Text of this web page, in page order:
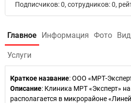
Подписчиков: 0, сотрудников: 0,
Главное Информация Фото
Услуги
Краткое название:ООО «МРТ-
Описание: Клиника МРТ «Эксперт»
располагается в микрорайоне